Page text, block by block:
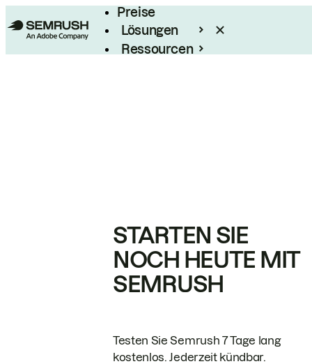
Preise
Lösungen
Ressourcen
STARTEN SIE
NOCH HEUTE MIT
SEMRUSH
Testen Sie Semrush 7 Tage lang
kostenlos. Jederzeit kündbar.